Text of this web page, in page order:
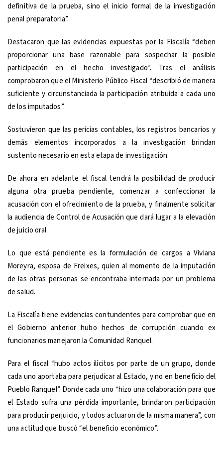
definitiva de la prueba, sino el inicio formal de la investigación
penal preparatoria”.
Destacaron que las evidencias expuestas por la Fiscalía “deben
proporcionar una base razonable para sospechar la posible
participación en el hecho investigado”. Tras el análisis
comprobaron que el Ministerio Público Fiscal “describió de manera
suficiente y circunstanciada la participación atribuida a cada uno
de los imputados”.
Sostuvieron que las pericias contables, los registros bancarios y
demás elementos incorporados a la investigación brindan
sustento necesario en esta etapa de investigación.
De ahora en adelante el fiscal tendrá la posibilidad de producir
alguna otra prueba pendiente, comenzar a confeccionar la
acusación con el ofrecimiento de la prueba, y finalmente solicitar
la audiencia de Control de Acusación que dará lugar a la elevación
de juicio oral.
Lo que está pendiente es la formulación de cargos a Viviana
Moreyra, esposa de Freixes, quien al momento de la imputación
de las otras personas se encontraba internada por un problema
de salud.
La Fiscalía tiene evidencias contundentes para comprobar que en
el Gobierno anterior hubo hechos de corrupción cuando ex
funcionarios manejaron la Comunidad Ranquel.
Para el fiscal “hubo actos ilícitos por parte de un grupo, donde
cada uno aportaba para perjudicar al Estado, y no en beneficio del
Pueblo Ranquel”. Donde cada uno “hizo una colaboración para que
el Estado sufra una pérdida importante, brindaron participación
para producir perjuicio, y todos actuaron de la misma manera”, con
una actitud que buscó “el beneficio económico”.